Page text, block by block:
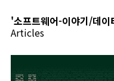
'소프트웨어-이야기/데
Articles